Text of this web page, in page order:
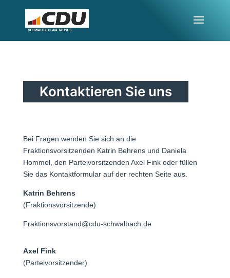
Kontaktieren Sie uns
Bei Fragen wenden Sie sich an die
Fraktionsvorsitzenden Katrin Behrens und Daniela
Hommel, den Parteivorsitzenden Axel Fink oder füllen
Sie das Kontaktformular auf der rechten Seite aus.
Katrin Behrens
(Fraktionsvorsitzende)
Fraktionsvorstand@cdu-schwalbach.de
Axel Fink
(Parteivorsitzender)